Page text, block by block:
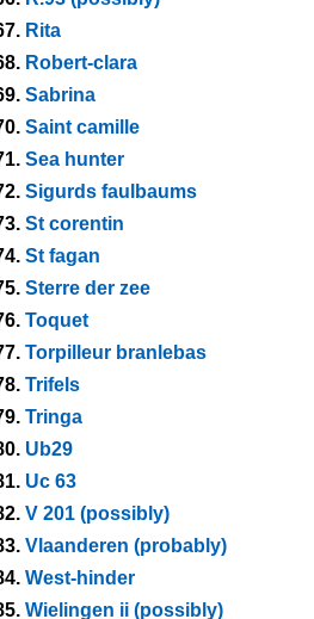
Rita
Robert-clara
Sabrina
Saint camille
Sea hunter
Sigurds faulbaums
St corentin
St fagan
Sterre der zee
Toquet
Torpilleur branlebas
Trifels
Tringa
Ub29
Uc 63
V 201 (possibly)
Vlaanderen (probably)
West-hinder
Wielingen ii (possibly)